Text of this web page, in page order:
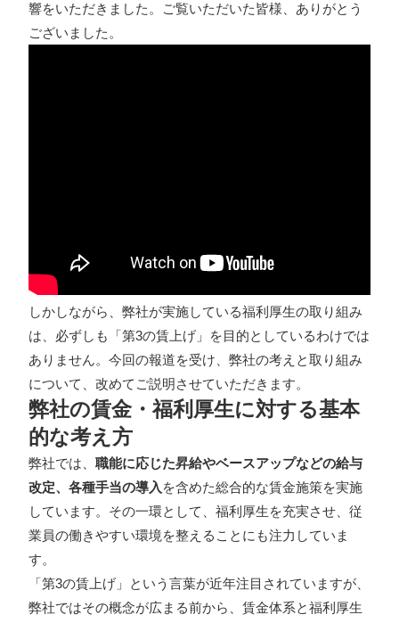
響をいただきました。ご覧いただいた皆様、ありがとう
ございました。
しかしながら、弊社が実施している福利厚生の取り組み
は、必ずしも「第3の賃上げ」を目的としているわけでは
ありません。今回の報道を受け、弊社の考えと取り組み
について、改めてご説明させていただきます。
弊社の賃金・福利厚生に対する基本
的な考え方
弊社では、 職能に応じた昇給やベースアップなどの給与
改定、各種手当の導入 を含めた総合的な賃金施策を実施
しています。その一環として、福利厚生を充実させ、従
業員の働きやすい環境を整えることにも注力していま
す。
「第3の賃上げ」という言葉が近年注目されていますが、
弊社ではその概念が広まる前から、賃金体系と福利厚生